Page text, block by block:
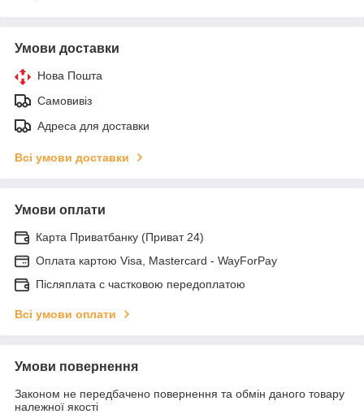
Умови доставки
Нова Пошта
Самовивіз
Адреса для доставки
Всі умови доставки
Умови оплати
Карта Приватбанку (Приват 24)
Оплата картою Visa, Mastercard - WayForPay
Післяплата с частковою передоплатою
Всі умови оплати
Умови повернення
Законом не передбачено повернення та обмін даного товару
належної якості